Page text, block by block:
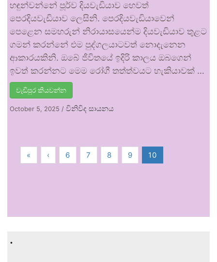
හඳුන්වන්නේ පූර්ව දියවැඩියාව හෙවත්
පෙරදියවැඩියාව ලෙසිනි. පෙරදියවැඩියාවෙන්
පෙළෙන සමහරුන් නිරායාසයෙන්ම දියවැඩියාව තුළට
ගමන් කරන්නේ එම පුද්ගලයාටවත් නොදැනෙන
ආකාරයකිනි. ඔබේ ජීවිතයේ ඉදිරි කාලය ඔබගෙන්
ඉවත් කරන්නට මෙම රෝගී තත්ත්වයට හැකියාවක් …
වැඩිපුර කියවන්න
October 5, 2025 / විනිවිද සායනය
« ‹ 6 7 8 9 10
.